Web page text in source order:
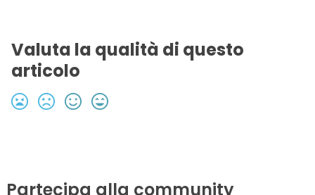
Valuta la qualità di questo
articolo
Partecipa alla community